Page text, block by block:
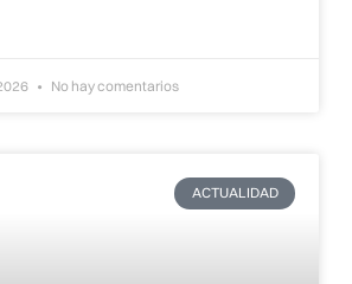
No hay comentarios
ACTUALIDAD